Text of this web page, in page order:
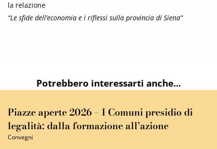
la relazione
“Le sfide dell’economia e i riflessi sulla provincia di Siena”
Potrebbero interessarti anche...
Piazze aperte 2026 – I Comuni presidio di
legalità: dalla formazione all’azione
Convegni